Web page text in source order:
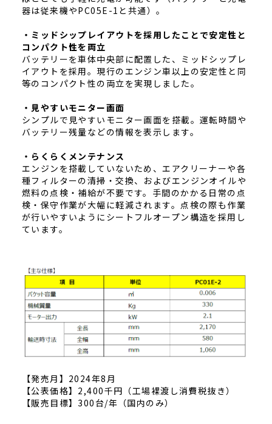
器は従来機やPC05E-1と共通）。
・ミッドシップレイアウトを採用したことで安定性と
コンパクト性を両立
バッテリーを車体中央部に配置した、ミッドシップレ
イアウトを採用。現行のエンジン車以上の安定性と同
等のコンパクト性の両立を実現しました。
・見やすいモニター画面
シンプルで見やすいモニター画面を搭載。運転時間や
バッテリー残量などの情報を表示します。
・らくらくメンテナンス
エンジンを搭載していないため、エアクリーナーや各
種フィルターの清掃・交換、およびエンジンオイルや
燃料の点検・補給が不要です。手間のかかる日常の点
検・保守作業が大幅に軽減されます。点検の際も作業
が行いやすいようにシートフルオープン構造を採用し
ています。
【発売月】2024年8月
【公表価格】2,400千円（工場裸渡し消費税抜き）
【販売目標】300台/年（国内のみ）